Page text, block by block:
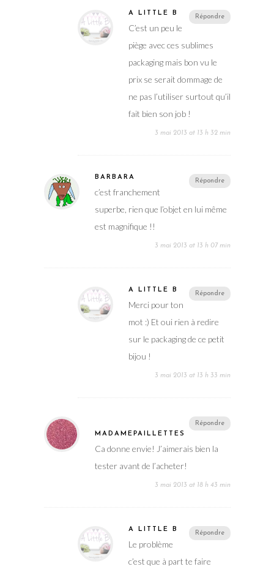
Répondre
A LITTLE B
C’est un peu le
piège avec ces sublimes
packaging mais bon vu le
prix se serait dommage de
ne pas l’utiliser surtout qu’il
fait bien son job !
3 mai 2013 at 13 h 32 min
Répondre
BARBARA
c’est franchement
superbe, rien que l’objet en lui même
est magnifique !!
3 mai 2013 at 13 h 07 min
Répondre
A LITTLE B
Merci pour ton
mot :) Et oui rien à redire
sur le packaging de ce petit
bijou !
3 mai 2013 at 13 h 33 min
Répondre
MADAMEPAILLETTES
Ca donne envie! J’aimerais bien la
tester avant de l’acheter!
3 mai 2013 at 18 h 43 min
Répondre
A LITTLE B
Le problème
c’est que à part te faire